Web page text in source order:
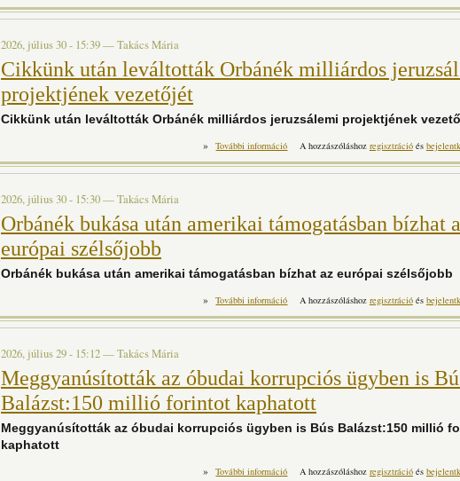
2026, július 30 - 15:39—Takács Mária
Cikkünk után leváltották Orbánék milliárdos
projektjének vezetőjét
Cikkünk után leváltották Orbánék milliárdos jeruzsálemi projektjének
» További információ
Cikkünk után leváltották Orbánék milliárdos
A hozzászóláshoz regisztrációés
2026, július 30 - 15:30—Takács Mária
Orbánék bukása után amerikai támogatásban bízhat
európai szélsőjobb
Orbánék bukása után amerikai támogatásban bízhat az európai szélsőjobb
» További információ
Orbánék bukása után amerikai
A hozzászóláshoz regisztrációés
2026, július 29 - 15:12—Takács Mária
Meggyanúsították az óbudai korrupciós ügyben is
Balázst:150 millió forintot kaphatott
Meggyanúsították az óbudai korrupciós ügyben is Bús Balázst:150 millió
kaphatott
» További információ
Meggyanúsították az óbudai korrupciós
A hozzászóláshoz regisztrációés